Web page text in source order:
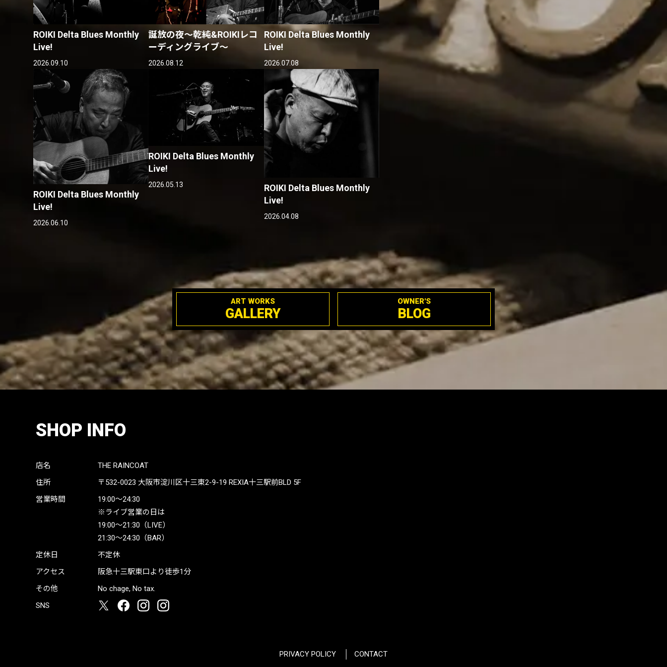
ROIKI Delta Blues Monthly
Live!
2026.09.10
誕放の夜〜乾純&ROIKIレコ
ーディングライブ〜
2026.08.12
ROIKI Delta Blues Monthly
Live!
2026.07.08
ROIKI Delta Blues Monthly
Live!
2026.06.10
ROIKI Delta Blues Monthly
Live!
2026.05.13
ROIKI Delta Blues Monthly
Live!
2026.04.08
ART WORKS
GALLERY
OWNER'S
BLOG
SHOP INFO
店名
THE RAINCOAT
住所
〒532-0023 大阪市淀川区十三東2-9-19 REXIA十三駅前BLD 5F
営業時間
19:00〜24:30
※ライブ営業の日は
19:00〜21:30（LIVE）
21:30〜24:30（BAR）
定休日
不定休
アクセス
阪急十三駅東口より徒歩1分
その他
No chage, No tax.
SNS
PRIVACY POLICY CONTACT